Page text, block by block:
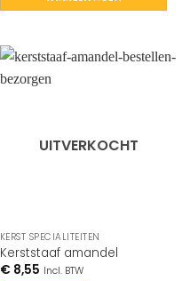
UITVERKOCHT
KERST SPECIALITEITEN
Kerststaaf amandel
€8,55 Incl. BTW